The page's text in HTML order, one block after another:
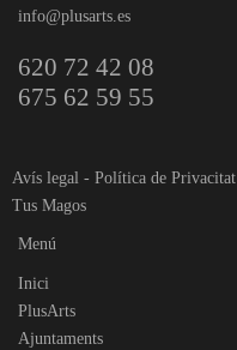
info@plusarts.es
620 72 42 08
675 62 59 55
Avís legal - Política de Privacitat
Tus Magos
Menú
Inici
PlusArts
Ajuntaments